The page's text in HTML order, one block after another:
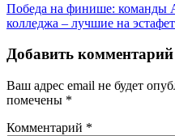
Победа на финише: команды
колледжа – лучшие на
Добавить комментарий
Ваш адрес email не будет
помечены *
Комментарий *